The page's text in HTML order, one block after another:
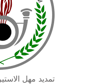
تمديد مهل